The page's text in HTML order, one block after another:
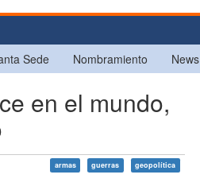
Sede Nombramiento
en el mundo,
armas guerras geopolítica